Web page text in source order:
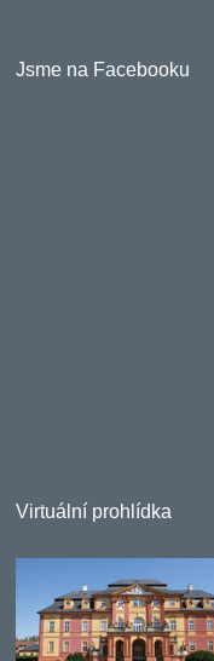
Jsme na Facebooku
Virtuální prohlídka